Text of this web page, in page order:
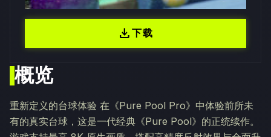
概览
重新定义的台球体验 在《Pure Pool Pro》中体验前所未
有的真实台球，这是一代经典《Pure Pool》的正统续作。
download下载